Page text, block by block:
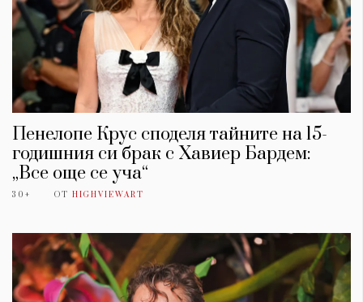
Пенелопе Крус споделя тайните на 15-
годишния си брак с Хавиер Бардем:
„Все още се уча“
30+ ОТ HIGHVIEWART